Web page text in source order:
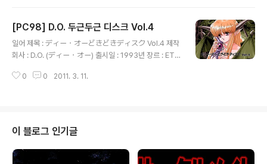
의 메시지, 브란마커 2를 소재로 한 미니 게임(음성 지원)
등이 수록되어 있습니다.
[PC98] D.O. 두근두근 디스크 Vol.4
일어 제목 : ディー・オーどきどきディスク Vol.4 제작
회사 : D.O. (ディー・オー) 출시일 : 1993년 장르 : ETC
하는 회보 성격의 작품으로 DOR 2, 3의 음악을 감상할 수
등이 수록되어 있으며 전작보다 더 화려하고 편해진 시스
템을 보여주고 있습니다.
0 0 2011. 3. 11.
이 블로그 인기글